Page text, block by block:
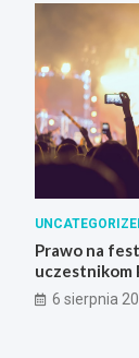
Prawo na
uczestnikom
6 sierpnia